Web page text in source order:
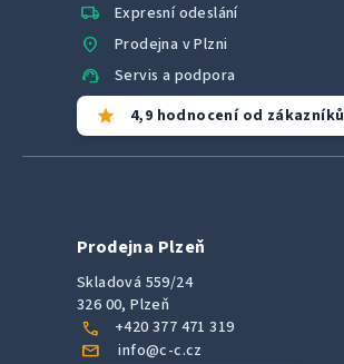
local_shipping Expresní odeslání
location_on Prodejna v Plzni
support_agent Servis a podpora
star 4,9 hodnocení od zákazníků
Prodejna Plzeň
Skladová 559/24
326 00, Plzeň
call +420 377 471 319
mail info@c-c.cz